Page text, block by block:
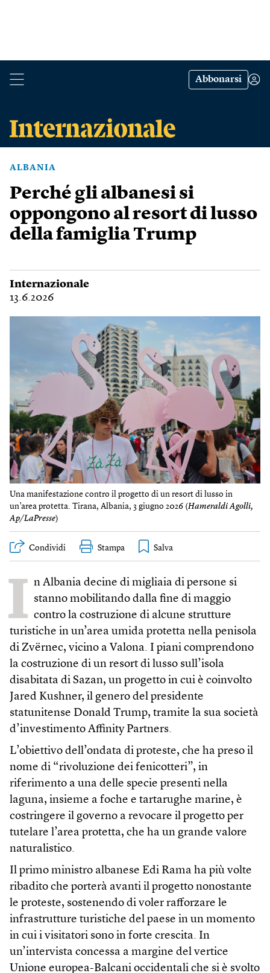
Abbonarsi
ALBANIA
Perché gli albanesi si
oppongono al resort di lusso
della famiglia Trump
Internazionale
13.6.2026
Una manifestazione contro il progetto di un resort di lusso in
un’area protetta. Tirana, Albania, 3 giugno 2026 (Hameraldi Agolli,
Ap/LaPresse)
Condividi Stampa
I n Albania decine di migliaia di persone si
stanno mobilitando dalla fine di maggio
contro la costruzione di alcune strutture
turistiche in un’area umida protetta nella penisola
di Zvërnec, vicino a Valona. I piani comprendono
la costruzione di un resort di lusso sull’isola
disabitata di Sazan, un progetto in cui è coinvolto
Jared Kushner, il genero del presidente
statunitense Donald Trump, tramite la sua società
d’investimento Affinity Partners.
L’obiettivo dell’ondata di proteste, che ha preso il
nome di “rivoluzione dei fenicotteri”, in
riferimento a una delle specie presenti nella
laguna, insieme a foche e tartarughe marine, è
costringere il governo a revocare il progetto per
tutelare l’area protetta, che ha un grande valore
naturalistico.
Il primo ministro albanese Edi Rama ha più volte
ribadito che porterà avanti il progetto nonostante
le proteste, sostenendo di voler rafforzare le
infrastrutture turistiche del paese in un momento
in cui i visitatori sono in forte crescita. In
un’intervista concessa a margine del vertice
Unione europea-Balcani occidentali che si è svolto